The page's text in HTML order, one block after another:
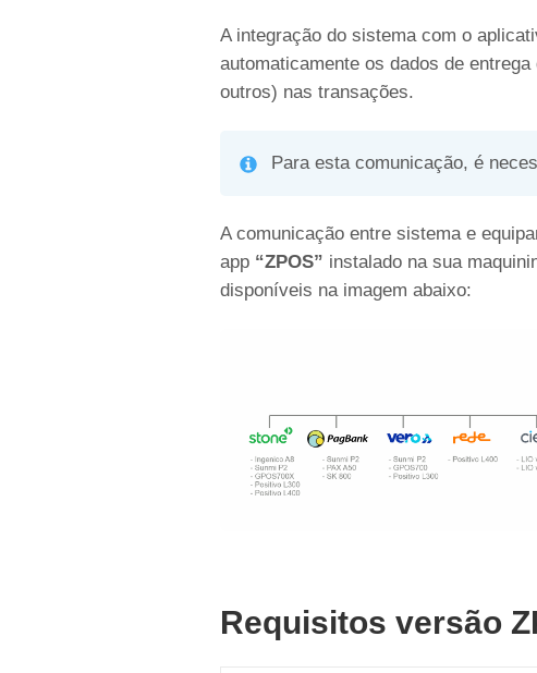
A integração do sistema com o
automaticamente os dados de
outros) nas transações.
Para esta comunicação, é
A comunicação entre sistema e
app “ZPOS” instalado na sua
disponíveis na imagem abaixo:
Requisitos versão